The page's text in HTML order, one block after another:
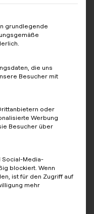
426076925
0009
426076925
0054
einfache
aber nicht
– je
für die eine
grundlegende
die uns
Besucher mit
oder
Werbung
Besucher über
Social-Media-
blockiert. Wenn
ist für den Zugriff auf
mehr